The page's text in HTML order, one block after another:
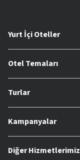
Yurt İçi Oteller
Otel Temaları
Turlar
Kampanyalar
Diğer Hizmetlerimiz